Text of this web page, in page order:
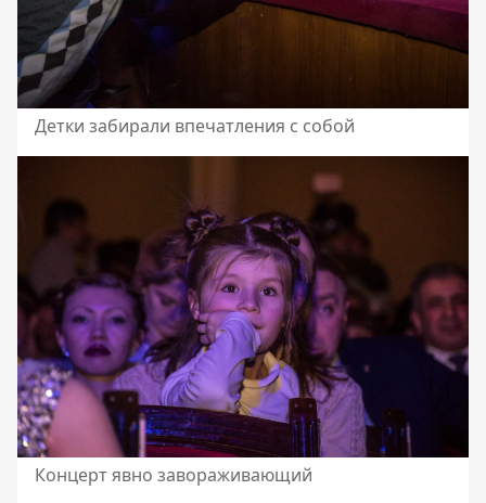
Детки забирали впечатления с собой
Концерт явно завораживающий